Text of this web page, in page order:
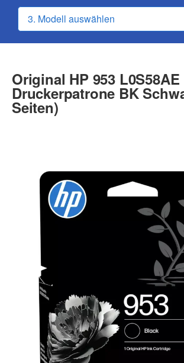
Original HP 953 L0S58AE
Druckerpatrone BK
Seiten)